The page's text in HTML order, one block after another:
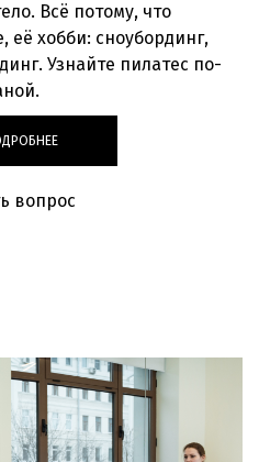
Всё потому, что
хобби: сноубординг,
Узнайте пилатес по-
вопрос